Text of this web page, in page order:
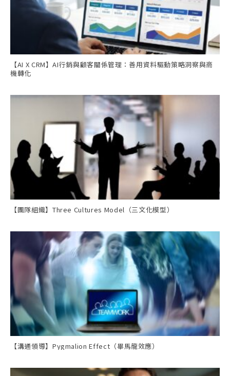
【AI X CRM】AI行銷與顧客關係管理：善用資料驅動策略洞察與商
機轉化
【團隊組織】Three Cultures Model（三文化模型）
【溝通領導】Pygmalion Effect（畢馬龍效應）